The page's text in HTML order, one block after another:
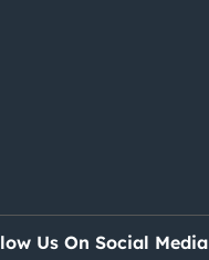
Us On Social Media